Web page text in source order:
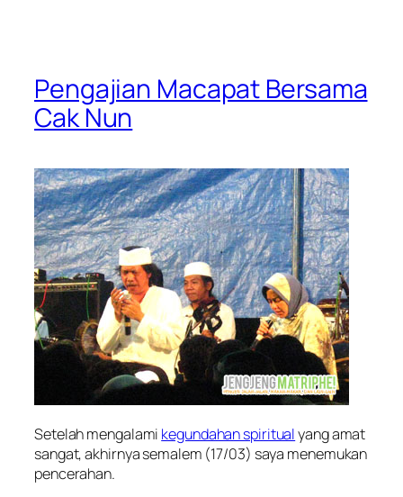
Pengajian Macapat Bersama
Cak Nun
Setelah mengalami kegundahan spiritualyang amat
sangat, akhirnya semalem (17/03) saya menemukan
pencerahan.